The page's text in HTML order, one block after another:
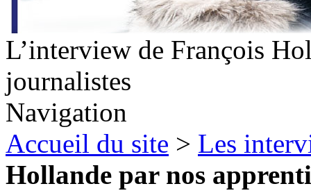
L’interview de François
journalistes
Navigation
Accueil du site > Les
Hollande par nos